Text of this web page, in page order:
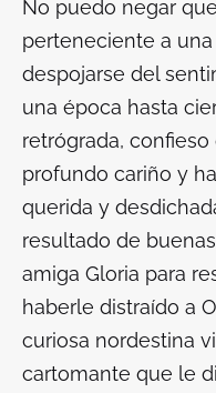
No puedo negar
perteneciente a
despojarse del
una época hasta
retrógrada,
profundo cariño y
querida y
resultado de
amiga Gloria para
haberle distraído a
curiosa nordestina
cartomante que le